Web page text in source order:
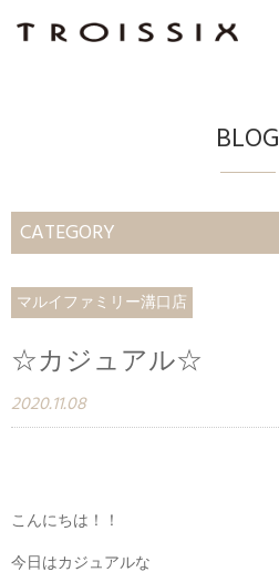
BLOG
CATEGORY
マルイファミリー溝口店
☆カジュアル☆
2020.11.08
こんにちは！！
今日はカジュアルな